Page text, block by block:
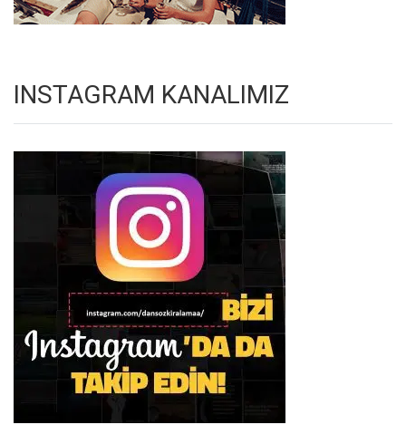
INSTAGRAM KANALIMIZ